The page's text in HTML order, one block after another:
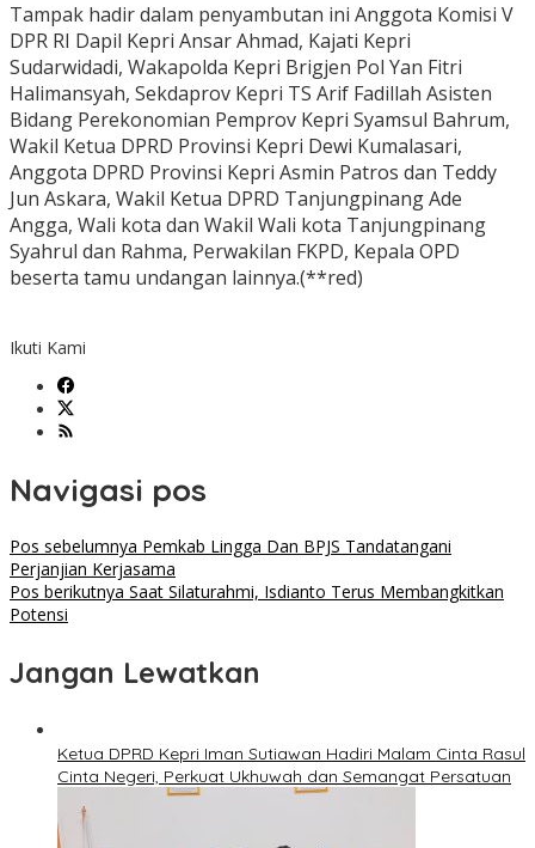
Tampak hadir dalam penyambutan ini Anggota Komisi V
DPR RI Dapil Kepri Ansar Ahmad, Kajati Kepri
Sudarwidadi, Wakapolda Kepri Brigjen Pol Yan Fitri
Halimansyah, Sekdaprov Kepri TS Arif Fadillah Asisten
Bidang Perekonomian Pemprov Kepri Syamsul Bahrum,
Wakil Ketua DPRD Provinsi Kepri Dewi Kumalasari,
Anggota DPRD Provinsi Kepri Asmin Patros dan Teddy
Jun Askara, Wakil Ketua DPRD Tanjungpinang Ade
Angga, Wali kota dan Wakil Wali kota Tanjungpinang
Syahrul dan Rahma, Perwakilan FKPD, Kepala OPD
beserta tamu undangan lainnya.(**red)
Ikuti Kami
Navigasi pos
Pos sebelumnya Pemkab Lingga Dan BPJS Tandatangani
Perjanjian Kerjasama
Pos berikutnya Saat Silaturahmi, Isdianto Terus Membangkitkan
Potensi
Jangan Lewatkan
Ketua DPRD Kepri Iman Sutiawan Hadiri Malam Cinta Rasul
Cinta Negeri, Perkuat Ukhuwah dan Semangat Persatuan